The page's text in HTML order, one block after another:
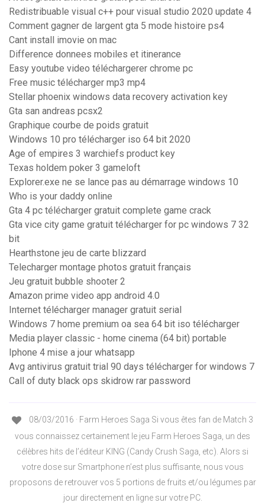
Redistribuable visual c++ pour visual studio 2020 update 4
Comment gagner de largent gta 5 mode histoire ps4
Cant install imovie on mac
Difference donnees mobiles et itinerance
Easy youtube video téléchargerer chrome pc
Free music télécharger mp3 mp4
Stellar phoenix windows data recovery activation key
Gta san andreas pcsx2
Graphique courbe de poids gratuit
Windows 10 pro télécharger iso 64 bit 2020
Age of empires 3 warchiefs product key
Texas holdem poker 3 gameloft
Explorer.exe ne se lance pas au démarrage windows 10
Who is your daddy online
Gta 4 pc télécharger gratuit complete game crack
Gta vice city game gratuit télécharger for pc windows 7 32
bit
Hearthstone jeu de carte blizzard
Telecharger montage photos gratuit français
Jeu gratuit bubble shooter 2
Amazon prime video app android 4.0
Internet télécharger manager gratuit serial
Windows 7 home premium oa sea 64 bit iso télécharger
Media player classic - home cinema (64 bit) portable
Iphone 4 mise a jour whatsapp
Avg antivirus gratuit trial 90 days télécharger for windows 7
Call of duty black ops skidrow rar password
08/03/2016 · Farm Heroes Saga Si vous êtes fan de Match 3
vous connaissez certainement le jeu Farm Heroes Saga, un des
célèbres hits de l’éditeur KING (Candy Crush Saga, etc). Alors si
votre dose sur Smartphone n’est plus suffisante, nous vous
proposons de retrouver vos 5 portions de fruits et/ou légumes par
jour directement en ligne sur votre PC.